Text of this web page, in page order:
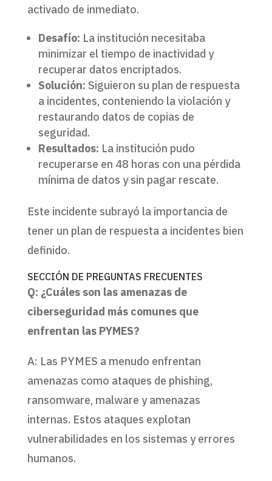
activado de inmediato.
Desafío: La institución necesitaba
minimizar el tiempo de inactividad y
recuperar datos encriptados.
Solución: Siguieron su plan de respuesta
a incidentes, conteniendo la violación y
restaurando datos de copias de
seguridad.
Resultados: La institución pudo
recuperarse en 48 horas con una pérdida
mínima de datos y sin pagar rescate.
Este incidente subrayó la importancia de
tener un plan de respuesta a incidentes bien
definido.
SECCIÓN DE PREGUNTAS FRECUENTES
Q: ¿Cuáles son las amenazas de
ciberseguridad más comunes que
enfrentan las PYMES?
A: Las PYMES a menudo enfrentan
amenazas como ataques de phishing,
ransomware, malware y amenazas
internas. Estos ataques explotan
vulnerabilidades en los sistemas y errores
humanos.